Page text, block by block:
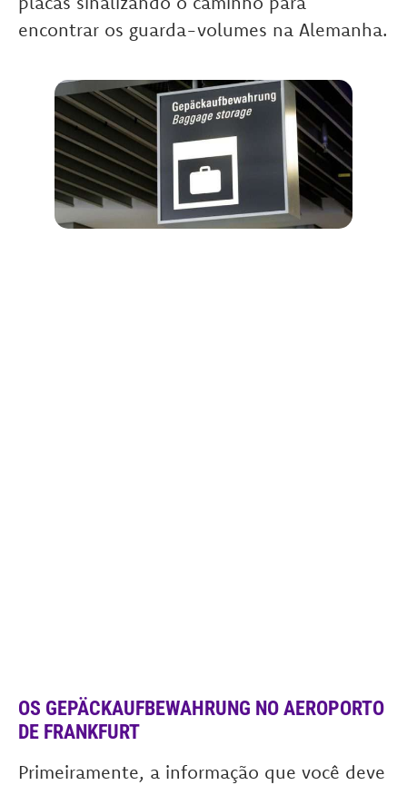
encontrar os guarda-volumes na Alemanha.
OS GEPÄCKAUFBEWAHRUNG NO AEROPORTO
DE FRANKFURT
Primeiramente, a informação que você deve